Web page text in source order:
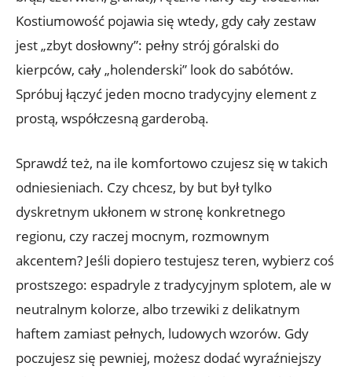
Kostiumowość pojawia się wtedy, gdy cały zestaw
jest „zbyt dosłowny”: pełny strój góralski do
kierpców, cały „holenderski” look do sabótów.
Spróbuj łączyć jeden mocno tradycyjny element z
prostą, współczesną garderobą.
Sprawdź też, na ile komfortowo czujesz się w takich
odniesieniach. Czy chcesz, by but był tylko
dyskretnym ukłonem w stronę konkretnego
regionu, czy raczej mocnym, rozmownym
akcentem? Jeśli dopiero testujesz teren, wybierz coś
prostszego: espadryle z tradycyjnym splotem, ale w
neutralnym kolorze, albo trzewiki z delikatnym
haftem zamiast pełnych, ludowych wzorów. Gdy
poczujesz się pewniej, możesz dodać wyraźniejszy